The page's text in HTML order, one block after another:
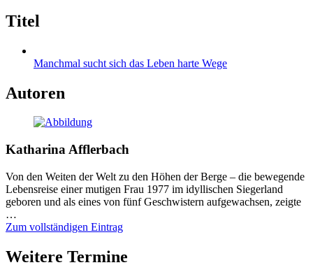
Titel
Manchmal sucht sich das Leben harte Wege
Autoren
Katharina Afflerbach
Von den Weiten der Welt zu den Höhen der Berge – die bewegende
Lebensreise einer mutigen Frau 1977 im idyllischen Siegerland
geboren und als eines von fünf Geschwistern aufgewachsen, zeigte
…
Zum vollständigen Eintrag
Weitere Termine